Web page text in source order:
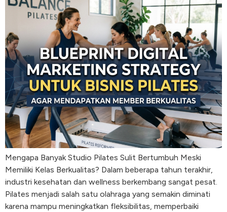
Mengapa Banyak Studio Pilates Sulit Bertumbuh Meski
Memiliki Kelas Berkualitas? Dalam beberapa tahun terakhir,
industri kesehatan dan wellness berkembang sangat pesat.
Pilates menjadi salah satu olahraga yang semakin diminati
karena mampu meningkatkan fleksibilitas, memperbaiki